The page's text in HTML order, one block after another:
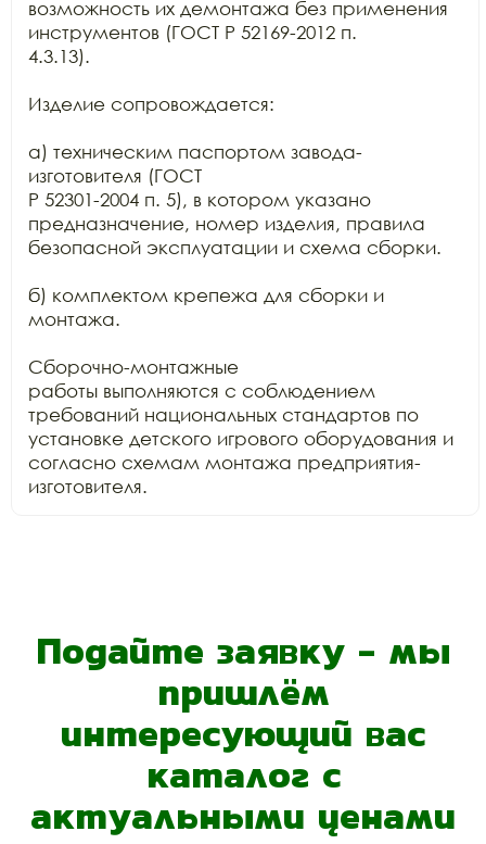
возможность их демонтажа без применения
инструментов (ГОСТ Р 52169-2012 п.
4.3.13).
Изделие сопровождается:
а) техническим паспортом завода-
изготовителя (ГОСТ
Р 52301-2004 п. 5), в котором указано
предназначение, номер изделия, правила
безопасной эксплуатации и схема сборки.
б) комплектом крепежа для сборки и
монтажа.
Сборочно-монтажные
работы выполняются с соблюдением
требований национальных стандартов по
установке детского игрового оборудования и
согласно схемам монтажа предприятия-
изготовителя.
Подайте заявку - мы
пришлём
интересующий вас
каталог с
актуальными ценами